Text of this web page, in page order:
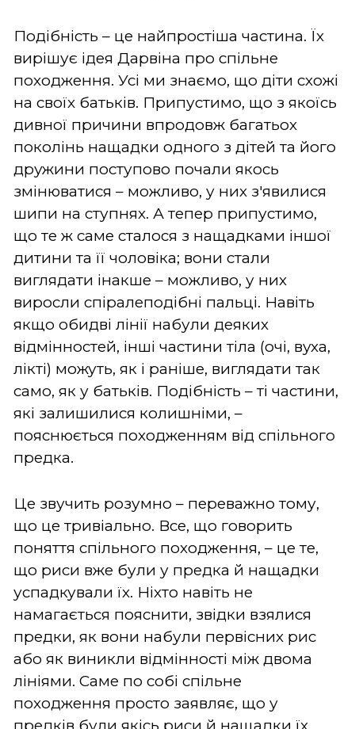
Подібність – це найпростіша частина. Їх
вирішує ідея Дарвіна про спільне
походження. Усі ми знаємо, що діти схожі
на своїх батьків. Припустимо, що з якоїсь
дивної причини впродовж багатьох
поколінь нащадки одного з дітей та його
дружини поступово почали якось
змінюватися – можливо, у них з'явилися
шипи на ступнях. А тепер припустимо,
що те ж саме сталося з нащадками іншої
дитини та її чоловіка; вони стали
виглядати інакше – можливо, у них
виросли спіралеподібні пальці. Навіть
якщо обидві лінії набули деяких
відмінностей, інші частини тіла (очі, вуха,
лікті) можуть, як і раніше, виглядати так
само, як у батьків. Подібність – ті частини,
які залишилися колишніми, –
пояснюється походженням від спільного
предка.
Це звучить розумно – переважно тому,
що це тривіально. Все, що говорить
поняття спільного походження, – це те,
що риси вже були у предка й нащадки
успадкували їх. Ніхто навіть не
намагається пояснити, звідки взялися
предки, як вони набули первісних рис
або як виникли відмінності між двома
лініями. Саме по собі спільне
походження просто заявляє, що у